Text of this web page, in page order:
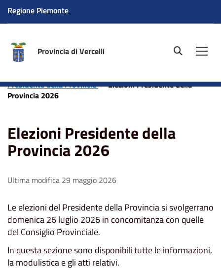
Regione Piemonte
Provincia di Vercelli site.searc
Presidente della Provincia
Elezioni Presidente della
Provincia 2026
Elezioni Presidente della
Provincia 2026
Ultima modifica 29 maggio 2026
Le elezioni del Presidente della Provincia si svolgerrano
domenica 26 luglio 2026 in concomitanza con quelle
del Consiglio Provinciale.
In questa sezione sono disponibili tutte le informazioni,
la modulistica e gli atti relativi.